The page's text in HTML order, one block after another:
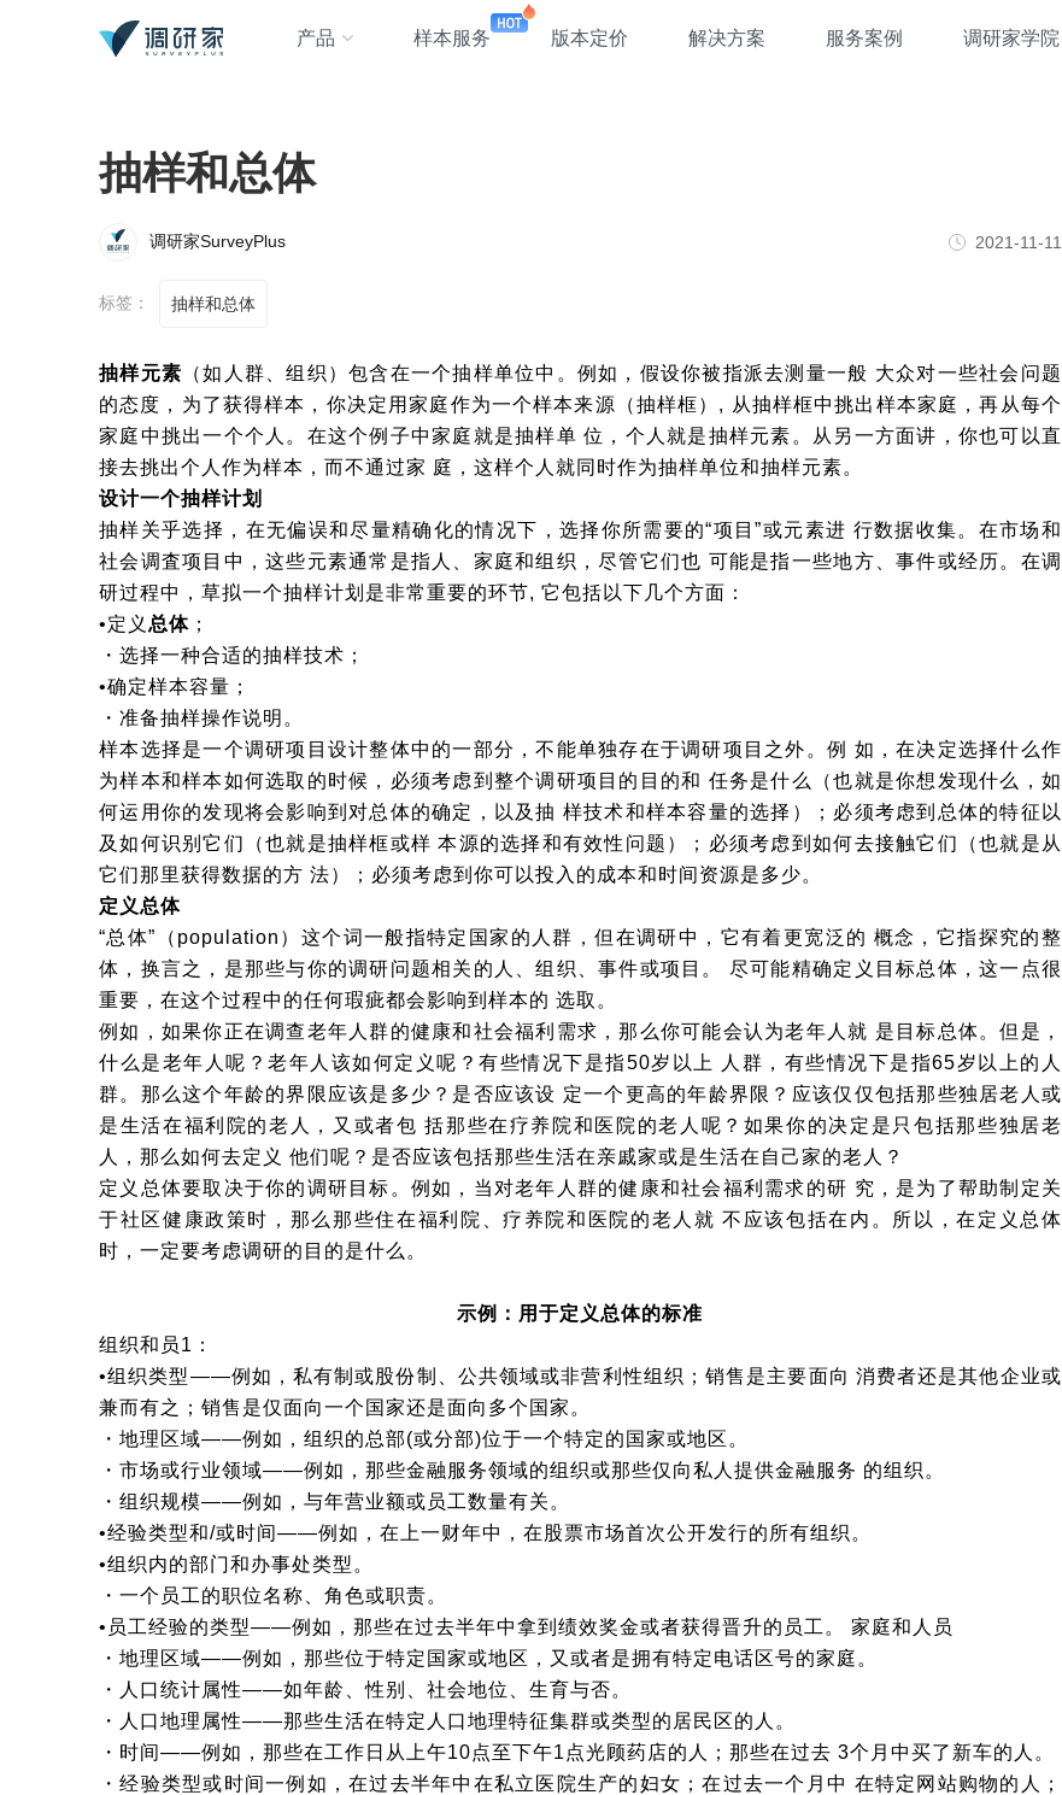
产品 样本服务 版本定价 解决方案 服务案例 调研家学院
抽样和总体
调研家SurveyPlus 2021-11-11
标签： 抽样和总体
抽样元素 （如人群、组织）包含在一个抽样单位中。例如，假设你被指派去测量一般 大众对一些社会问题
的态度，为了获得样本，你决定用家庭作为一个样本来源（抽样框）, 从抽样框中挑出样本家庭，再从每个
家庭中挑出一个个人。在这个例子中家庭就是抽样单 位，个人就是抽样元素。从另一方面讲，你也可以直
接去挑出个人作为样本，而不通过家 庭，这样个人就同时作为抽样单位和抽样元素。
设计一个抽样计划
抽样关乎选择，在无偏误和尽量精确化的情况下，选择你所需要的“项目”或元素进 行数据收集。在市场和
社会调査项目中，这些元素通常是指人、家庭和组织，尽管它们也 可能是指一些地方、事件或经历。在调
研过程中，草拟一个抽样计划是非常重要的环节, 它包括以下几个方面：
•定义 总体 ；
・选择一种合适的抽样技术；
•确定样本容量；
・准备抽样操作说明。
样本选择是一个调研项目设计整体中的一部分，不能单独存在于调研项目之外。例 如，在决定选择什么作
为样本和样本如何选取的时候，必须考虑到整个调研项目的目的和 任务是什么（也就是你想发现什么，如
何运用你的发现将会影响到对总体的确定，以及抽 样技术和样本容量的选择）；必须考虑到总体的特征以
及如何识别它们（也就是抽样框或样 本源的选择和有效性问题）；必须考虑到如何去接触它们（也就是从
它们那里获得数据的方 法）；必须考虑到你可以投入的成本和时间资源是多少。
定义总体
“总体”（population）这个词一般指特定国家的人群，但在调研中，它有着更宽泛的 概念，它指探究的整
体，换言之，是那些与你的调研问题相关的人、组织、事件或项目。 尽可能精确定义目标总体，这一点很
重要，在这个过程中的任何瑕疵都会影响到样本的 选取。
例如，如果你正在调查老年人群的健康和社会福利需求，那么你可能会认为老年人就 是目标总体。但是，
什么是老年人呢？老年人该如何定义呢？有些情况下是指50岁以上 人群，有些情况下是指65岁以上的人
群。那么这个年龄的界限应该是多少？是否应该设 定一个更高的年龄界限？应该仅仅包括那些独居老人或
是生活在福利院的老人，又或者包 括那些在疗养院和医院的老人呢？如果你的决定是只包括那些独居老
人，那么如何去定义 他们呢？是否应该包括那些生活在亲戚家或是生活在自己家的老人？
定义总体要取决于你的调研目标。例如，当对老年人群的健康和社会福利需求的研 究，是为了帮助制定关
于社区健康政策时，那么那些住在福利院、疗养院和医院的老人就 不应该包括在内。所以，在定义总体
时，一定要考虑调研的目的是什么。
示例：用于定义总体的标准
组织和员1：
•组织类型——例如，私有制或股份制、公共领域或非营利性组织；销售是主要面向 消费者还是其他企业或
兼而有之；销售是仅面向一个国家还是面向多个国家。
・地理区域——例如，组织的总部(或分部)位于一个特定的国家或地区。
・市场或行业领域——例如，那些金融服务领域的组织或那些仅向私人提供金融服务 的组织。
・组织规模——例如，与年营业额或员工数量有关。
•经验类型和/或时间——例如，在上一财年中，在股票市场首次公开发行的所有组织。
•组织内的部门和办事处类型。
・一个员工的职位名称、角色或职责。
•员工经验的类型——例如，那些在过去半年中拿到绩效奖金或者获得晋升的员工。 家庭和人员
・地理区域——例如，那些位于特定国家或地区，又或者是拥有特定电话区号的家庭。
・人口统计属性——如年龄、性别、社会地位、生育与否。
・人口地理属性——那些生活在特定人口地理特征集群或类型的居民区的人。
・时间——例如，那些在工作日从上午10点至下午1点光顾药店的人；那些在过去 3个月中买了新车的人。
・经验类型或时间一例如，在过去半年中在私立医院生产的妇女；在过去一个月中 在特定网站购物的人；